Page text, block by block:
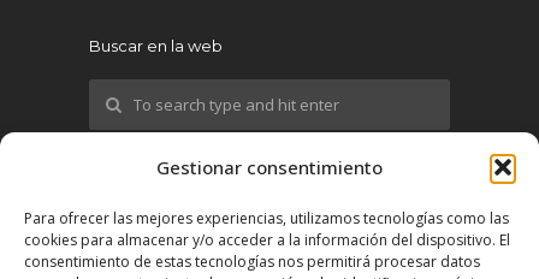
Gestionar consentimiento
Para ofrecer las mejores experiencias, utilizamos tecnologías como las
cookies para almacenar y/o acceder a la información del dispositivo. El
consentimiento de estas tecnologías nos permitirá procesar datos
Buscar en la web
X